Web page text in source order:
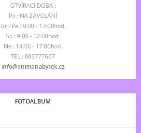
OTVÍRACÍ DOBA :
Po : NA ZAVOLÁNÍ
Ut - Pa : 9:00 - 17:00hod.
So : 9:00 - 12:00hod.
Ne : 14:00 - 17:00hod.
TEL.: 603777667
info@animanabytek.cz
FOTOALBUM